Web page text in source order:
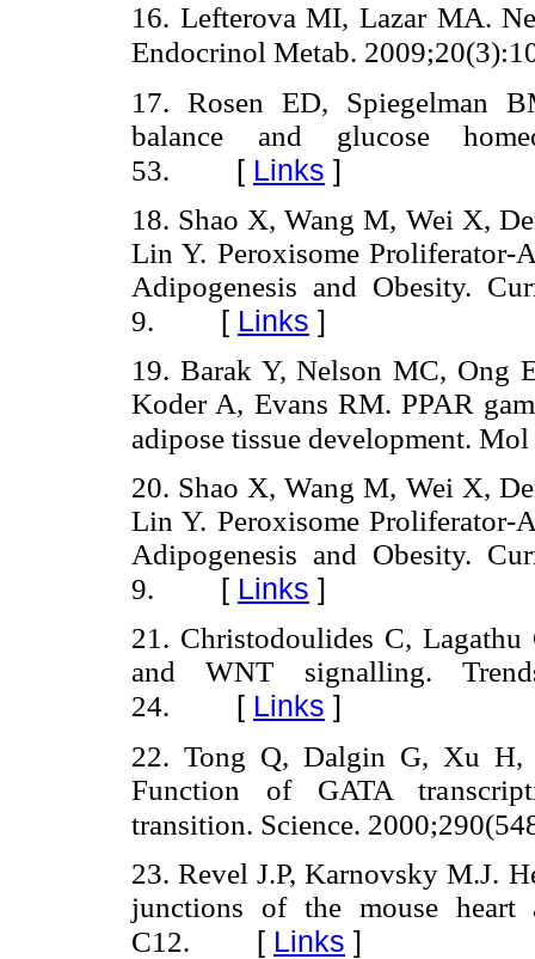
16. Lefterova MI, Lazar MA.
Endocrinol Metab.
17. Rosen ED, Spiegelman
balance and glucose
53. [ Links ]
18. Shao X, Wang M, Wei X,
Lin Y. Peroxisome Proliferator-
Adipogenesis and Obesity.
9. [ Links ]
19. Barak Y, Nelson MC, Ong
Koder A, Evans RM. PPAR
adipose tissue development.
20. Shao X, Wang M, Wei X,
Lin Y. Peroxisome Proliferator-
Adipogenesis and Obesity.
9. [ Links ]
21. Christodoulides C,
and WNT signalling.
24. [ Links ]
22. Tong Q, Dalgin G, Xu H,
Function of GATA
transition. Science.
23. Revel J.P, Karnovsky M.J.
junctions of the mouse
C12. [ Links ]